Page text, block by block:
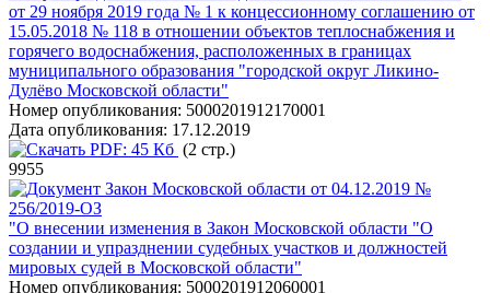
от 29 ноября 2019 года № 1 к концессионному соглашению от
15.05.2018 № 118 в отношении объектов теплоснабжения и
горячего водоснабжения, расположенных в границах
муниципального образования "городской округ Ликино-
Дулёво Московской области"
Номер опубликования: 5000201912170001
Дата опубликования: 17.12.2019
PDF: 45 Кб (2 стр.)
9955
Закон Московской области от 04.12.2019 №
256/2019-ОЗ
"О внесении изменения в Закон Московской области "О
создании и упразднении судебных участков и должностей
мировых судей в Московской области"
Номер опубликования: 5000201912060001